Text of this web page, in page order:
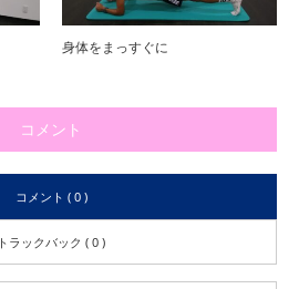
身体をまっすぐに
コメント
コメント ( 0 )
トラックバック ( 0 )